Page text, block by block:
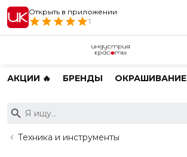
Открыть в приложении
1
АКЦИИ 🔥 БРЕНДЫ ОКРАШИВАНИЕ
Техника и инструменты